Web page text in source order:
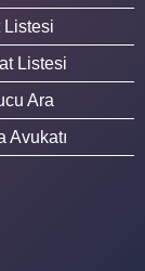
Listesi
Listesi
Ara
Avukatı